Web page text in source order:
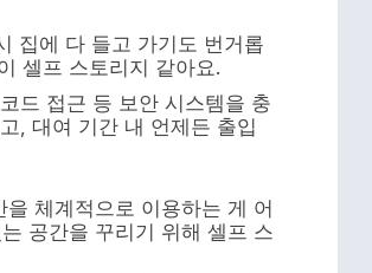
집에 다 들고 가기도 번거롭
셀프 스토리지 같아요.
드 접근 등 보안 시스템을 충
, 대여 기간 내 언제든 출입
체계적으로 이용하는 게 어
공간을 꾸리기 위해 셀프 스